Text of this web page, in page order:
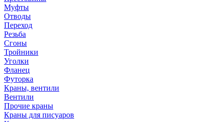
Муфты
Отводы
Переход
Резьба
Сгоны
Тройники
Уголки
Фланец
Футорка
Краны, вентили
Вентили
Прочие краны
Краны для писуаров